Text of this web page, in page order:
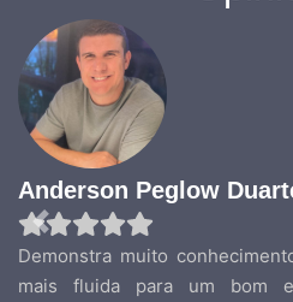
Anderson Peglow
Demonstra muito
mais fluida para um bom
Previous